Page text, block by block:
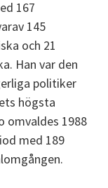
167
145
och 21
Han var den
politiker
högsta
omvaldes 1988
med 189